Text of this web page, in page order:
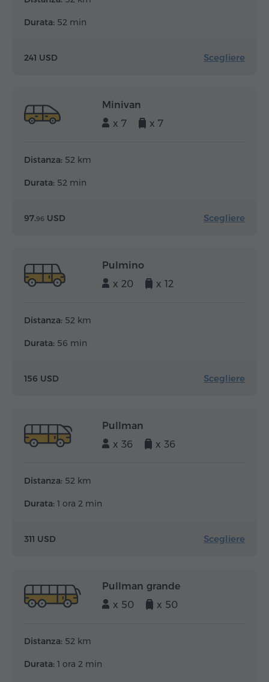
Durata: 52 min
241 USD Scegliere
Minivan
x 7
x 7
Distanza: 52 km
Durata: 52 min
97.96 USD Scegliere
Pulmino
x 20
x 12
Distanza: 52 km
Durata: 56 min
156 USD Scegliere
Pullman
x 36
x 36
Distanza: 52 km
Durata: 1 ora 2 min
311 USD Scegliere
Pullman grande
x 50
x 50
Distanza: 52 km
Durata: 1 ora 2 min